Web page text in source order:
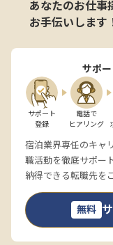
あなたのお仕事
お手伝いします
サポ
サポート
登録
電話で
ヒアリング
宿泊業界専任のキャ
職活動を徹底サポー
納得できる転職先を
無料